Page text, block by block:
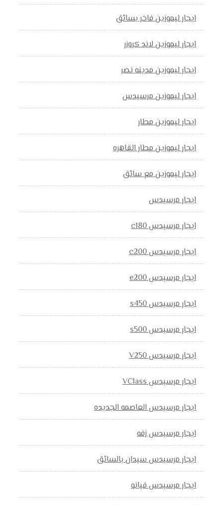
ايجار ليموزين فاخر بسائق
ايجار ليموزين لاند كروزر
ايجار ليموزين مدينه نصر
ايجار ليموزين مرسيدس
ايجار ليموزين مطار
ايجار ليموزين مطار القاهره
ايجار ليموزين مع سائق
ايجار مرسيدس
ايجار مرسيدس c180
ايجار مرسيدس c200
ايجار مرسيدس e200
ايجار مرسيدس s450
ايجار مرسيدس s500
ايجار مرسيدس V250
ايجار مرسيدس VClass
ايجار مرسيدس العاصمه الجديده
ايجار مرسيدس زفه
ايجار مرسيدس سيدان بالسائق
ايجار مرسيدس فيانو